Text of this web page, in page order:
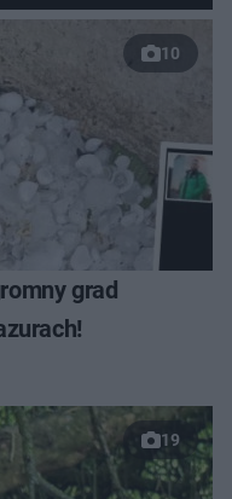
10
grad
19